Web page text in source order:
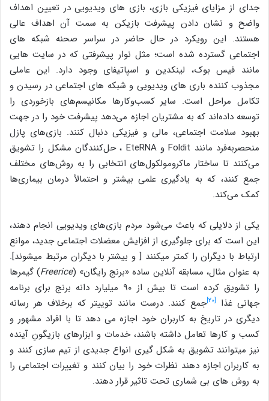
جدای از مزایای فیزیکی بازی، بازی های ویدیویی در تعیین اهداف
واضح و نشان دادن پیشرفت بازیکن به سمت آن اهداف عالی
هستند. این رویکرد در حال حاضر در سراسر صحنه شبکه های
اجتماعی گسترده شده است؛ مثل نوار پیشرفتی که در سایت هایی
مانند فیس بوک، لینکدین و اسپاتیفای وجود دارد. این عاملی
مجذوب کننده باری های ویدیویی و شبکه های اجتماعی در رسیدن و
تکامل مراحل است. سایر کسب‌وکارها مکانیسم‌های بازخوردی را
توسعه داده‌اند که به مشتریان اجازه می‌دهد پیشرفت خود را در جهت
بهبود سلامت اجتماعی، مالی و فیزیکی دنبال کنند. بازی‌های پازل
منحصربه‌فرد مانند Foldit و EteRNA ، حل‌کنندگان مشکل را تشویق
می‌کنند تا ساختار ماکرومولکول‌های انتخابی را به روش‌های مختلف
جمع کنند، که به یادگیری علمی بیشتر و احتمالاً درمان بیماری‌ها
کمک می‌کند.
یکی از دلایلی که باعث می‌شود مردم بازی‌های ویدیویی انجام دهند،
این است که برای جلوگیری از افزایش معضلات اجتماعی جدید، موانع
ارتباط با دیگران را کمتر می‎کنند [ و بیشتر با دیگران مرتبط می‎شوند].
به عنوان مثال، مسابقه آنلاین ساده «برنج رایگان» (Freerice) گیمرها
را تشویق کرده است تا بیش از ۹۰ میلیارد دانه برنج برای برنامه
جهانی غذا
[۲۰]
جمع کنند. درست مانند توییتر که برخلاف هر رسانه
دیگری در تاریخ به کاربران خود اجازه می دهد تا با افراد مشهور و
کسب و کارها تعامل داشته باشند، خدمات و ابزارهای بازیگونِ آینده
نیز می‎توانند تشویق به شکل گیری انواع جدیدی از تیم سازی کنند و
به کاربران اجازه دهند نظرات خود را بیان کنند و تغییرات اجتماعی را
به روش های بی شماری تحت تاثیر قرار دهند.